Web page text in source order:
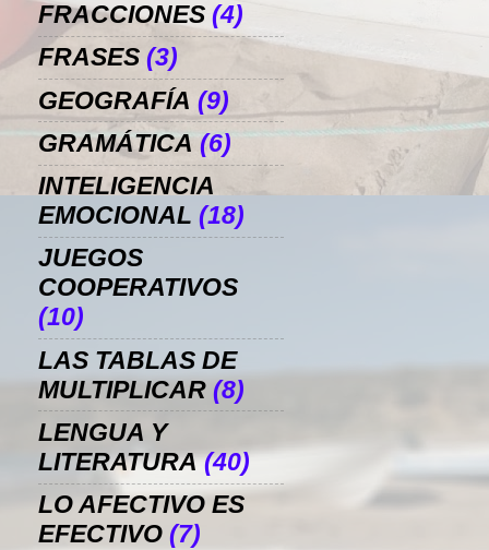
FRACCIONES (4)
FRASES (3)
GEOGRAFÍA (9)
GRAMÁTICA (6)
INTELIGENCIA
EMOCIONAL (18)
JUEGOS
COOPERATIVOS
(10)
LAS TABLAS DE
MULTIPLICAR (8)
LENGUA Y
LITERATURA (40)
LO AFECTIVO ES
EFECTIVO (7)